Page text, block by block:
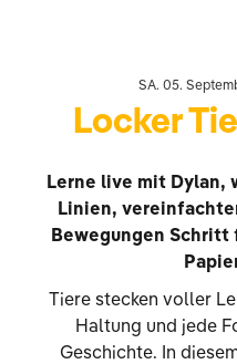
SA. 05.
Locker
Lerne live mit Dylan,
Linien,
Bewegungen
Tiere stecken voller
Haltung und jede
Geschichte. In